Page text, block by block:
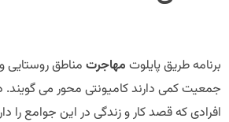
برنامه طریق پایلوت مهاجرتمناطق روستایی
جمعیت کمی دارند کامیونتی محور می گویند.
افرادی که قصد کار و زندگی در این جوامع را